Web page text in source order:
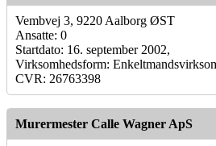
Vembvej 3, 9220 Aalborg ØST
Ansatte: 0
Startdato: 16. september 2002,
Virksomhedsform:
CVR: 26763398
Murermester Calle Wagner ApS